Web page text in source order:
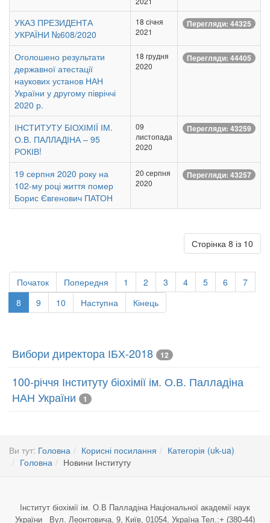
УКАЗ ПРЕЗИДЕНТА
УКРАЇНИ №608/2020
18 січня
2021
Перегляди: 44325
Оголошено результати
державної атестації
наукових установ НАН
України у другому півріччі
2020 р.
18 грудня
2020
Перегляди: 44405
ІНСТИТУТУ БІОХІМІЇ ІМ.
О.В. ПАЛЛАДІНА – 95
РОКІВ!
09
листопада
2020
Перегляди: 43259
19 серпня 2020 року на
102-му році життя помер
Борис Євгенович ПАТОН
20 серпня
2020
Перегляди: 43257
Сторінка 8 із 10
Початок Попередня 1 2 3 4 5 6
7
8
9 10 Наступна Кінець
Вибори директора ІБХ-2018 12
100-річчя Інституту біохімії ім. О.В. Палладіна
НАН України
1
Ви тут: Головна Корисні посилання
Категорія (uk-ua)
Головна
Новини Інституту
Інститут біохімії ім. О.В Палладіна Національної академії наук
України Вул. Леонтовича, 9, Київ, 01054, Україна Тел.:+ (380-44)